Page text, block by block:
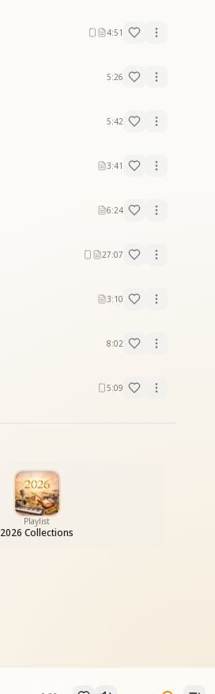
4:51
5:26
5:42
3:41
6:24
27:07
3:10
8:02
5:09
Playlist
2026 Collections